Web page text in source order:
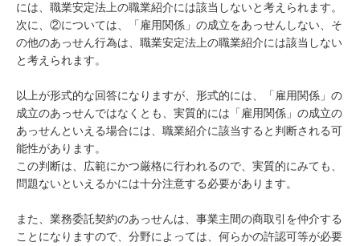
には、職業安定法上の職業紹介には該当しないと考えられます。
次に、②については、「雇用関係」の成立をあっせんしない、そ
の他のあっせん行為は、職業安定法上の職業紹介には該当しない
と考えられます。
以上が形式的な回答になりますが、形式的には、「雇用関係」の
成立のあっせんではなくとも、実質的には「雇用関係」の成立の
あっせんといえる場合には、職業紹介に該当すると判断される可
能性があります。
この判断は、広範にかつ厳格に行われるので、実質的にみても、
問題ないといえるかには十分注意する必要があります。
また、業務委託契約のあっせんは、事業主間の商取引を仲介する
ことになりますので、分野によっては、何らかの許認可等が必要